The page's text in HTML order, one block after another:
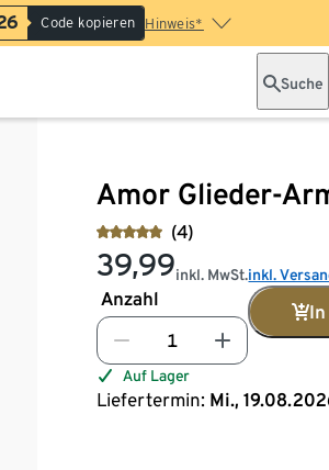
Code kopieren Hinweis*
Suche
Amor Glieder-
(4)
39,99inkl. MwSt.inkl.
Anzahl
Auf Lager
Liefertermin: Mi.,